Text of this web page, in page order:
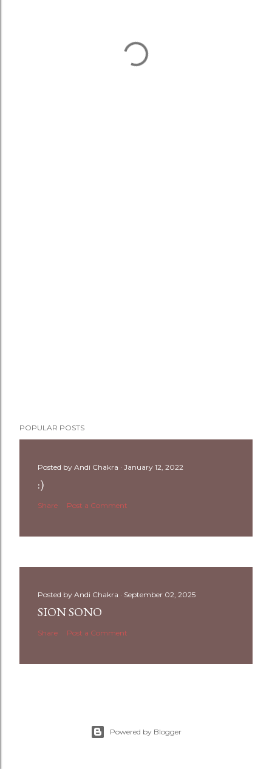
POPULAR POSTS
Posted by Andi Chakra January 12, 2022
:)
Share Post a Comment
Posted by Andi Chakra September 02, 2025
SION SONO
Share Post a Comment
Powered by Blogger